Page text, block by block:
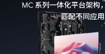
MC 系列一体化平台架构
匹配不同应